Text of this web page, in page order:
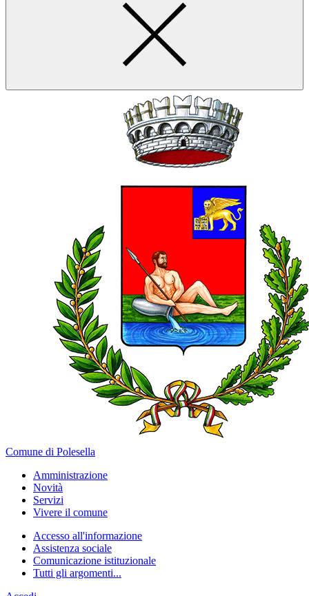
Comune di Polesella
Amministrazione
Novità
Servizi
Vivere il comune
Accesso all'informazione
Assistenza sociale
Comunicazione istituzionale
Tutti gli argomenti...